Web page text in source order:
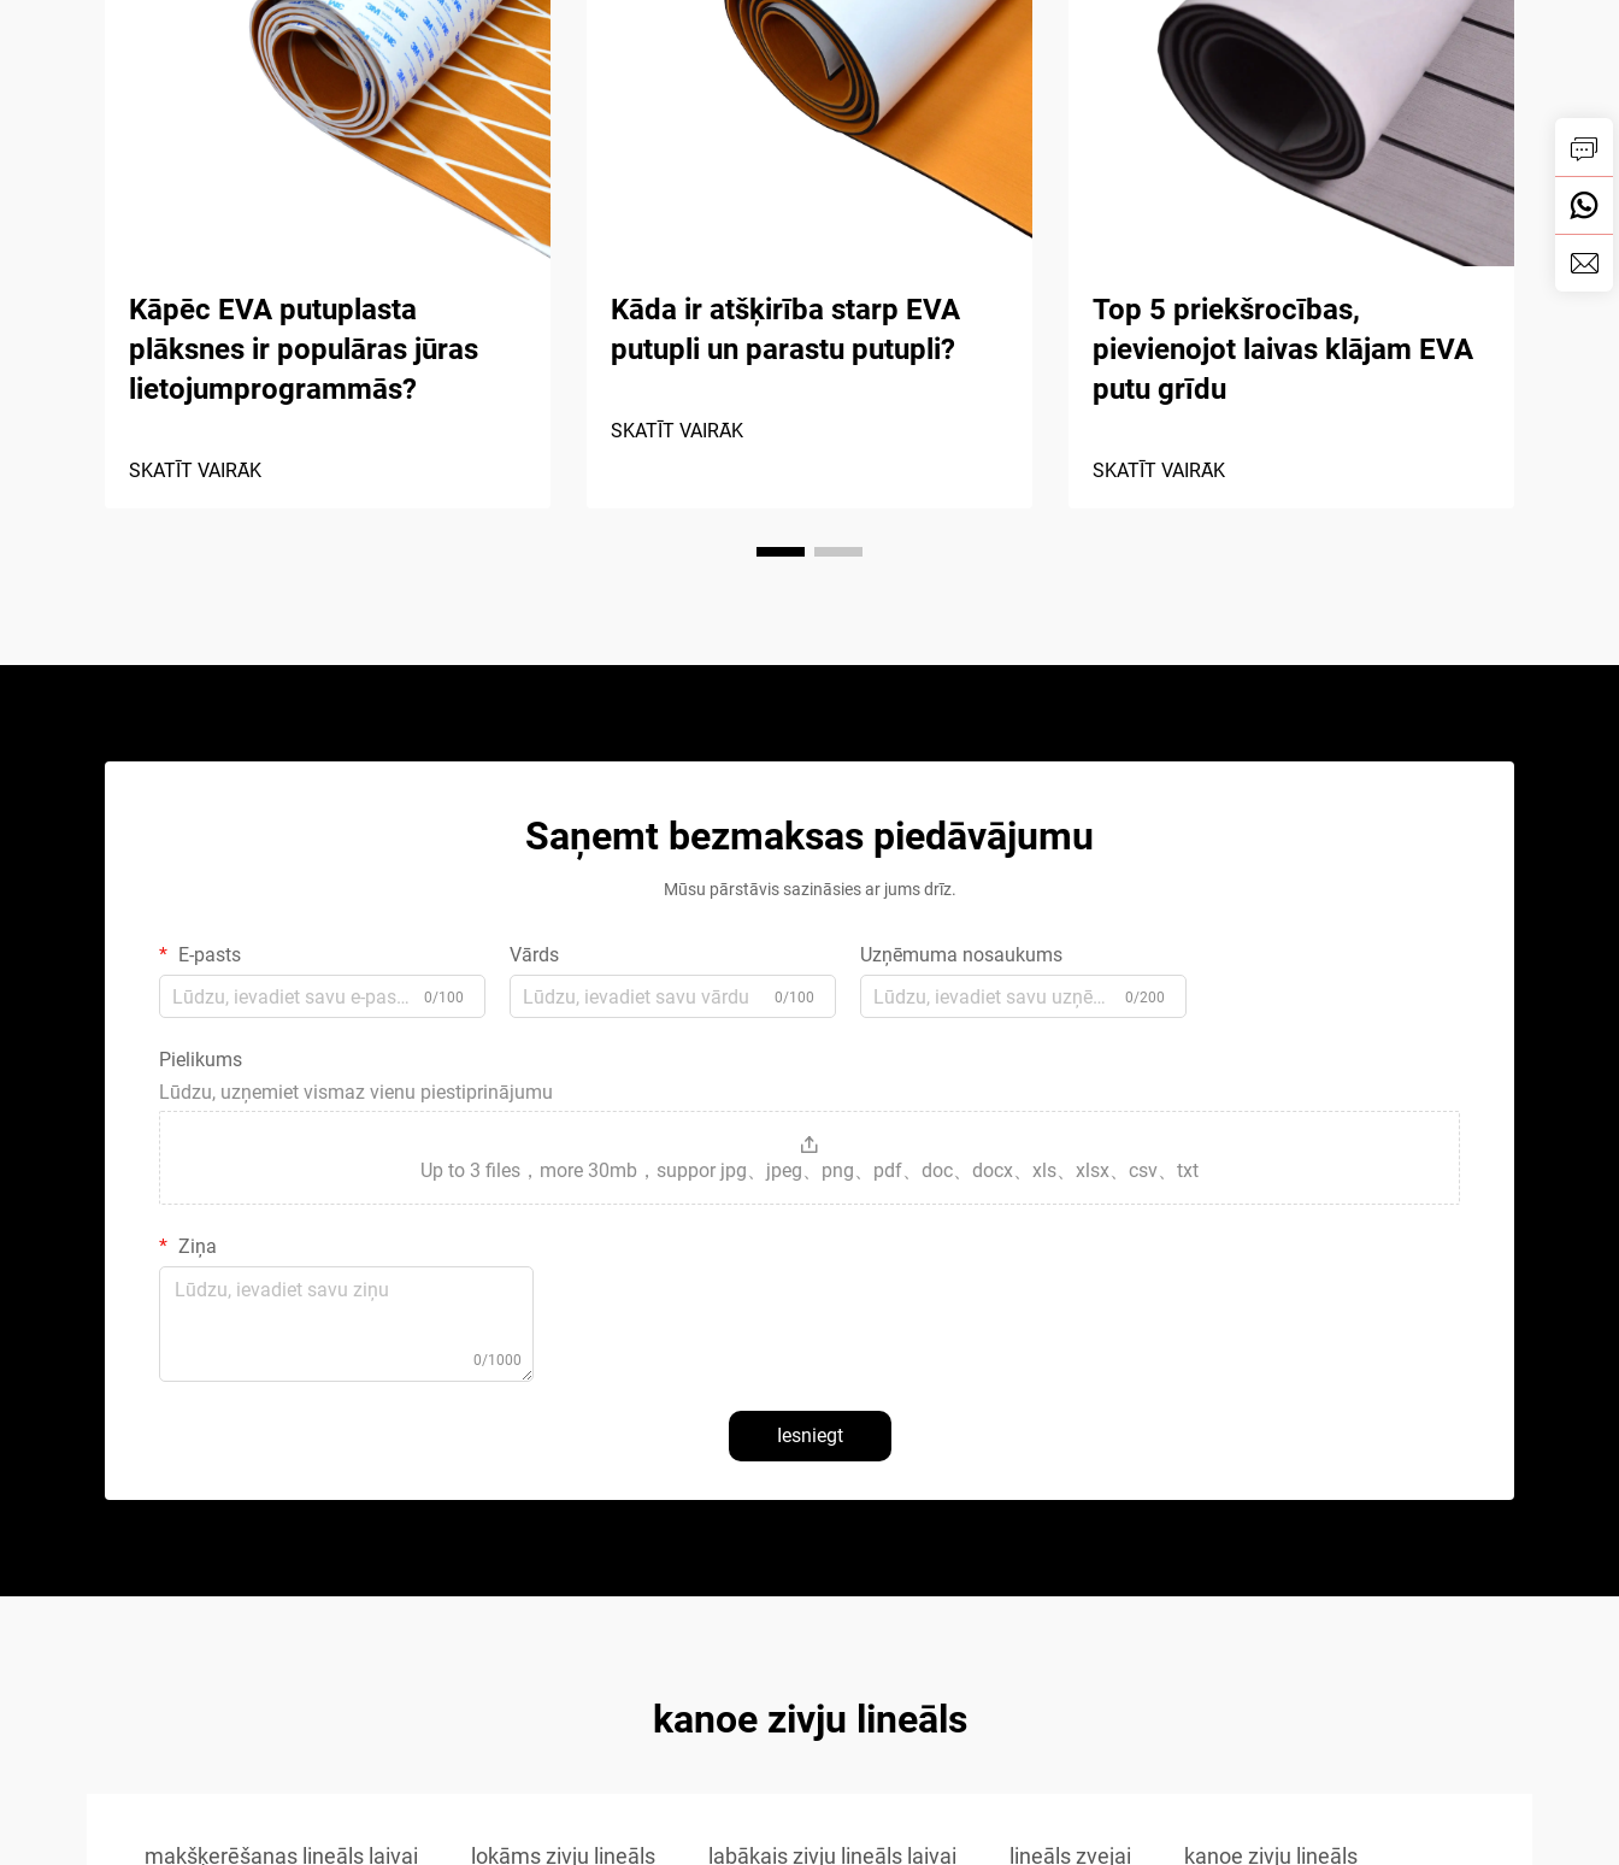
Kāpēc EVA putuplasta
plāksnes ir populāras jūras
lietojumprogrammās?
SKATĪT VAIRĀK
Kāda ir atšķirība starp EVA
putupli un parastu putupli?
SKATĪT VAIRĀK
Top 5 priekšrocības,
pievienojot laivas klājam EVA
putu grīdu
SKATĪT VAIRĀK
Saņemt bezmaksas piedāvājumu
Mūsu pārstāvis sazināsies ar jums drīz.
E-pasts
0/100
Vārds
0/100
Uzņēmuma nosaukums
0/200
Pielikums
Lūdzu, uzņemiet vismaz vienu piestiprinājumu
Up to 3 files，more 30mb，suppor jpg、jpeg、png、pdf、doc、docx、xls、xlsx、csv、txt
Ziņa
0/1000
Iesniegt
kanoe zivju lineāls
makšķerēšanas lineāls laivai lokāms zivju lineāls labākais zivju lineāls laivai lineāls zvejai kanoe zivju lineāls